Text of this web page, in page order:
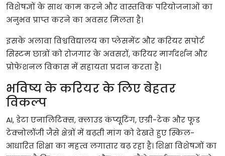
विशेषज्ञोंकेसाथकामकरनेऔरवास्तविकपरियोजनाओंका
अनुभवप्राप्तकरनेका अवसरमिलताहै।
इसके अलावाविश्वविद्यालयकाप्लेसमेंटऔरकरियरसपोर्ट
सिस्टमछात्रोंकोरोजगारके अवसरों,करियरमार्गदर्शनऔर
प्रोफेशनलविकासमेंसहायताप्रदानकरताहै।
भविष्यकेकरियरकेलिएबेहतर
विकल्प
AI,डेटाएनालिटिक्स,क्लाउडकंप्यूटिंग,एग्री-टेकऔरफूड
टेक्नोलॉजीजैसे क्षेत्रोंमेंबढ़तीमांगकोदेखतेहुएस्किल-
आधारितशिक्षाकामहत्वलगातारबढ़रहाहै।शिक्षाविशेषज्ञोंका